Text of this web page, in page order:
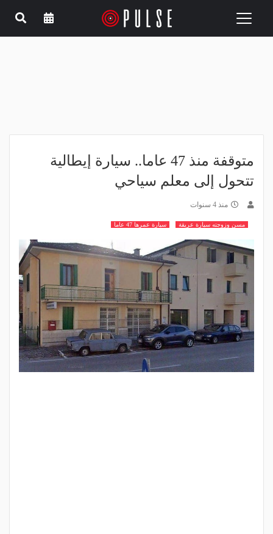
Toggle
متوقفة منذ 47 عاما.. سيارة إيطالية
تتحول إلى معلم سياحي
منذ 4 سنوات
مسن وزوجته سيارة عريقة سيارة عمرها 47 عاما